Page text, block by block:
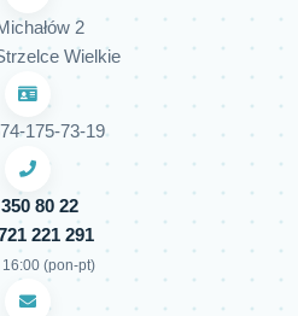
2
Wielkie
175-73-19
80 22
221 291
(pon-pt)